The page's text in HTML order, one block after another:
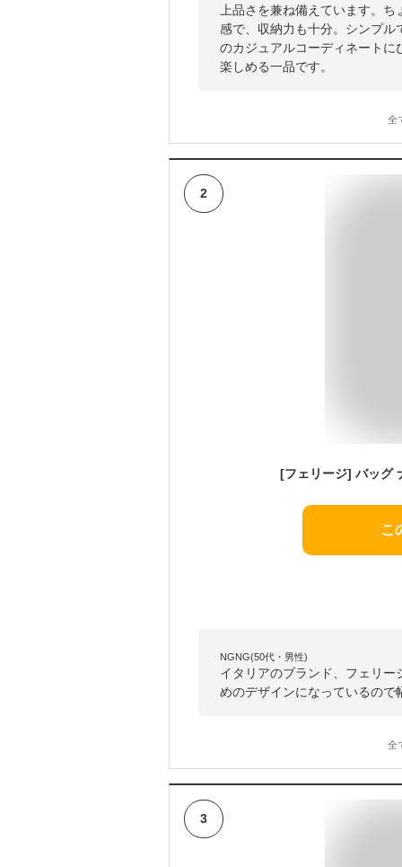
上品さを兼ね備えています。
感で、収納力も十分。シンプ
のカジュアルコーディネート
楽しめる一品です。
全
2
こ
NGNG(50代・男性)
イタリアのブランド、フェリ
めのデザインになっているの
全
3